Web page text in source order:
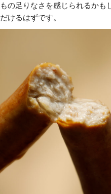
の足りなさを感じられるかも
けるはずです。